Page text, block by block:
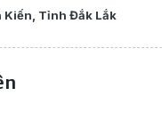
Kiến, Tỉnh Đắk Lắk